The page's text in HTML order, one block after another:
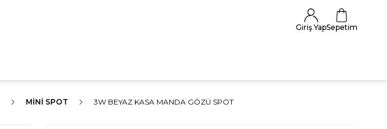
Giriş YapSepetim
MINI SPOT 3W BEYAZ KASA MANDA GÖZÜ SPOT